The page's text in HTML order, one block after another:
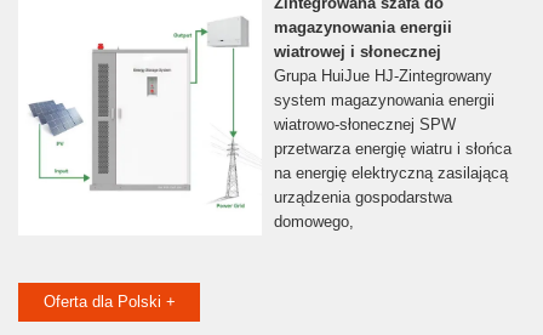
magazynowania energii
wiatrowej i słonecznej
Grupa HuiJue HJ-Zintegrowany
system magazynowania energii
wiatrowo-słonecznej SPW
przetwarza energię wiatru i słońca
na energię elektryczną zasilającą
urządzenia gospodarstwa
domowego,
Oferta dla Polski +